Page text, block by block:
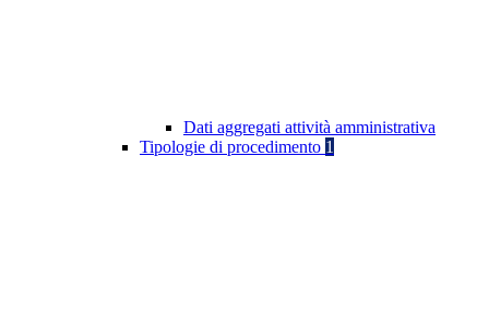
Dati aggregati attività amministrativa
Tipologie di procedimento 1